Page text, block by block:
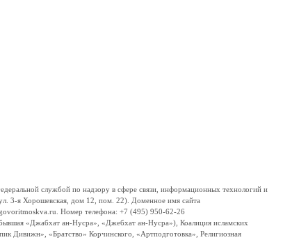
службой по надзору в сфере связи, информационных технологий и
3-я Хорошевская, дом 12, пом. 22). Доменное имя сайта
Номер телефона: +7 (495) 950-62-26
«Джабхат ан-Нусра», «Джебхат ан-Нусра»), Коалиция исламских
Дивижн», «Братство» Корчинского, «Артподготовка», Религиозная